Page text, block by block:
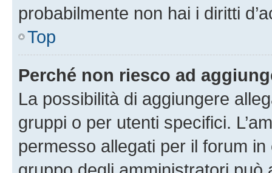
probabilmente non hai i diritti
Top
Perché non riesco ad
La possibilità di aggiungere
gruppi o per utenti specifici.
permesso allegati per il forum